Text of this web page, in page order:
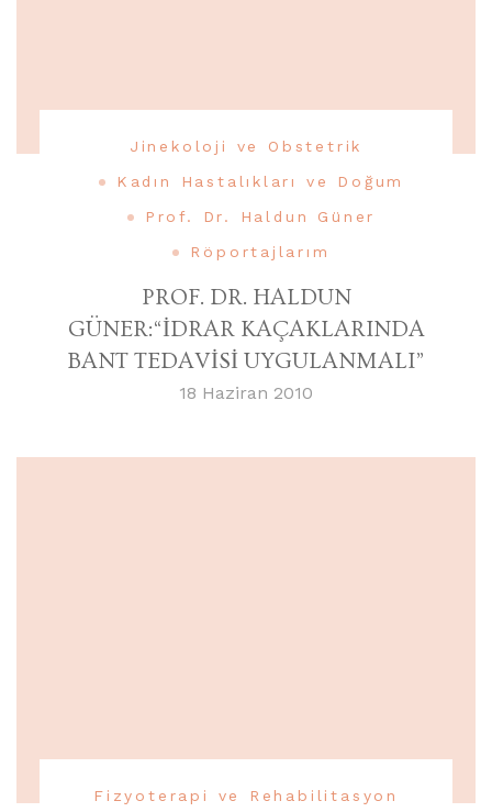
Jinekoloji ve Obstetrik
Kadın Hastalıkları ve Doğum
Prof. Dr. Haldun Güner
Röportajlarım
PROF. DR. HALDUN
GÜNER:“İDRAR KAÇAKLARINDA
BANT TEDAVİSİ UYGULANMALI”
18 Haziran 2010
Fizyoterapi ve Rehabilitasyon